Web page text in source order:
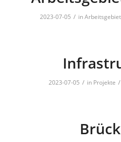
2023-07-05 / in
2023-07-05 / in Projekte /